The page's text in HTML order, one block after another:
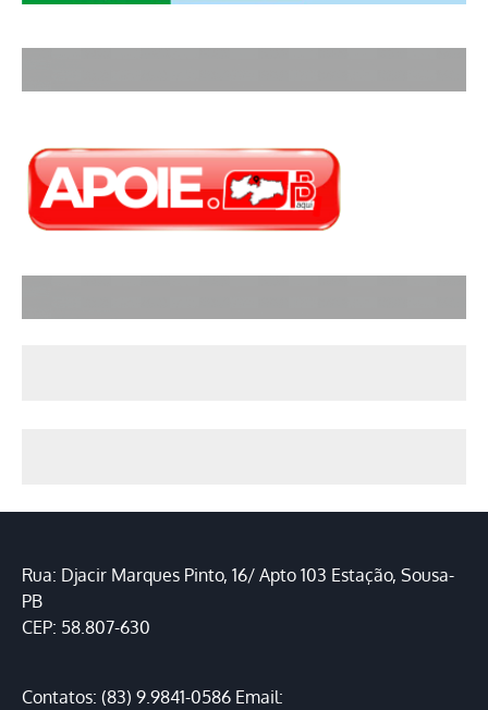
Rua: Djacir Marques Pinto, 16/ Apto 103 Estação, Sousa-
PB
CEP: 58.807-630
Contatos: (83) 9.9841-0586 Email: